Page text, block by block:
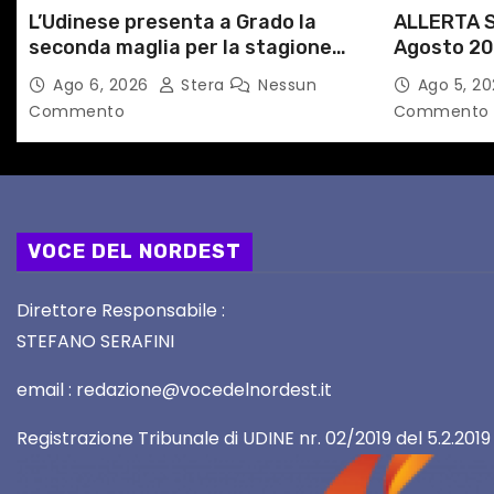
o
l
i
L’Udinese presenta a Grado la
seconda maglia per la stagione
2026/27
Ago 6, 2026 Stera
Nessun
Commento
ALLERTA
Agosto
alleAgo 5,
Commento
VOCE DEL NORDEST
Direttore Responsabile :
STEFANO SERAFINI
email : redazione@vocedelnordest.it
Registrazione Tribunale di UDINE nr. 02/2019 del 5.2.2019